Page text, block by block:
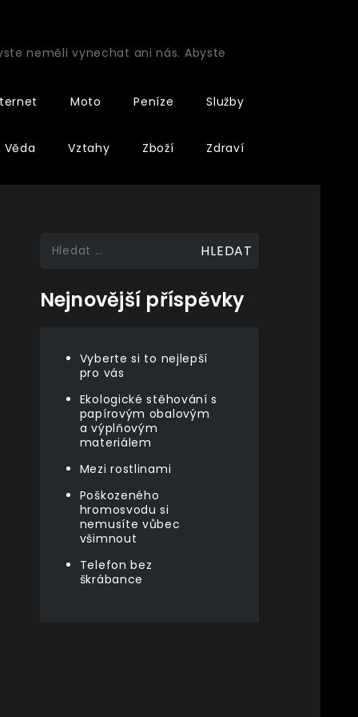
neměli vynechat ani nás. Abyste
Moto Peníze Služby
Věda Vztahy Zboží Zdraví
Vyhledávání
Nejnovější příspěvky
Vyberte si to nejlepší
pro vás
Ekologické stěhování s
papírovým obalovým
a výplňovým
materiálem
Mezi rostlinami
Poškozeného
hromosvodu si
nemusíte vůbec
všimnout
Telefon bez
škrábance